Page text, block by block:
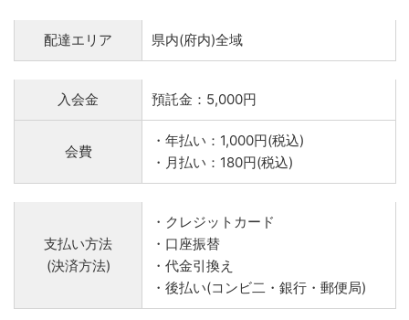
配達エリア 県内(府内)全域
入会金 預託金：5,000円
会費
・年払い：1,000円(税込)
・月払い：180円(税込)
支払い方法
(決済方法)
・クレジットカード
・口座振替
・代金引換え
・後払い(コンビ二・銀行・郵便局)